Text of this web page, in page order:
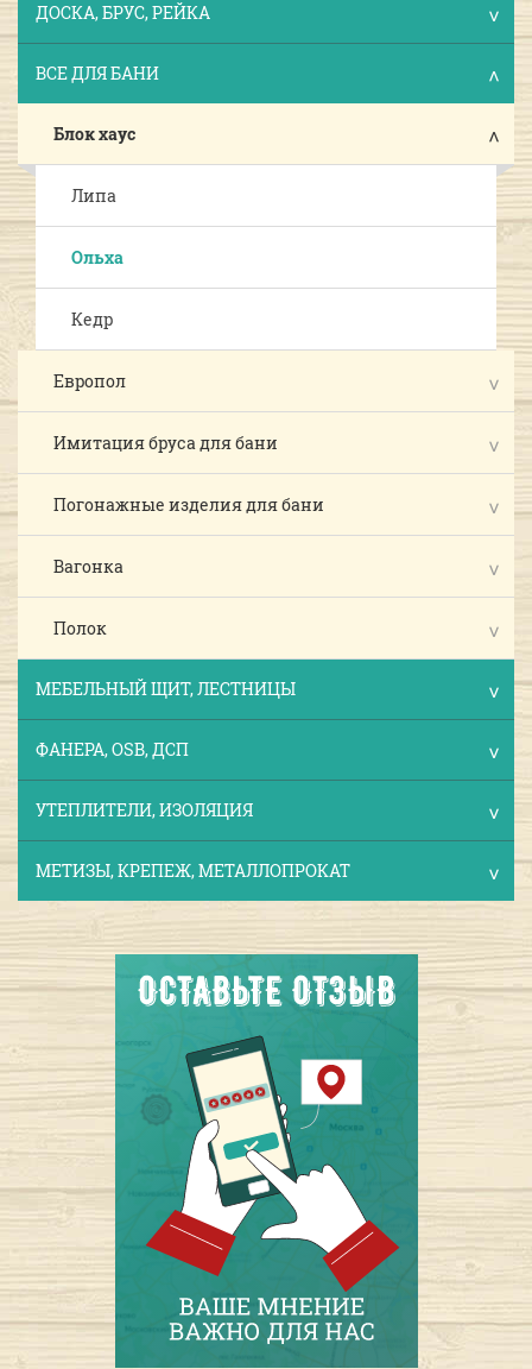
ДОСКА, БРУС, РЕЙКА
ВСЕ ДЛЯ БАНИ
Блок хаус
Липа
Ольха
Кедр
Европол
Имитация бруса для бани
Погонажные изделия для бани
Вагонка
Полок
МЕБЕЛЬНЫЙ ЩИТ, ЛЕСТНИЦЫ
ФАНЕРА, OSB, ДСП
УТЕПЛИТЕЛИ, ИЗОЛЯЦИЯ
МЕТИЗЫ, КРЕПЕЖ, МЕТАЛЛОПРОКАТ